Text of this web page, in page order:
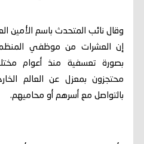
وقال نائب المتحدث باسم الأمين
إن العشرات من موظفي المنظمة
بصورة تعسفية منذ أعوام
محتجزون بمعزل عن العالم
بالتواصل مع أسرهم أو محاميهم.